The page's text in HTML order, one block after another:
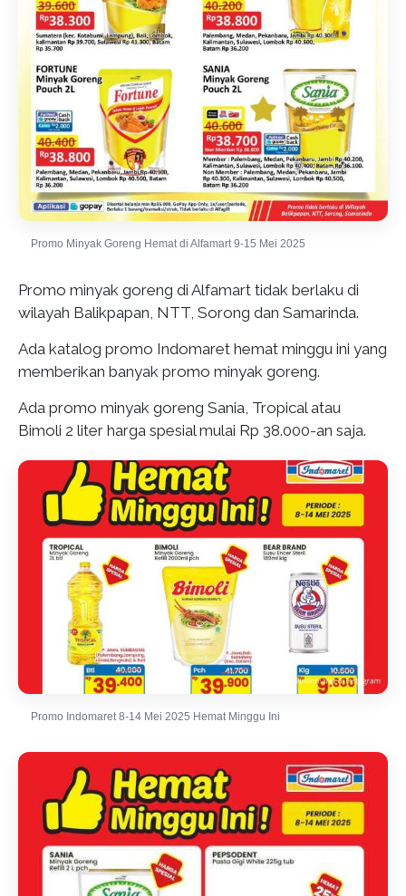
Promo Minyak Goreng Hemat di Alfamart 9-15 Mei 2025
Promo minyak goreng di Alfamart tidak berlaku di
wilayah Balikpapan, NTT, Sorong dan Samarinda.
Ada katalog promo Indomaret hemat minggu ini yang
memberikan banyak promo minyak goreng.
Ada promo minyak goreng Sania, Tropical atau
Bimoli 2 liter harga spesial mulai Rp 38.000-an saja.
Promo Indomaret 8-14 Mei 2025 Hemat Minggu Ini